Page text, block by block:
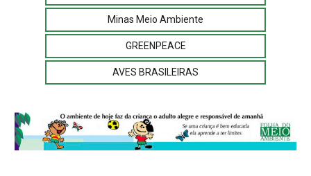
Minas Meio Ambiente
GREENPEACE
AVES BRASILEIRAS